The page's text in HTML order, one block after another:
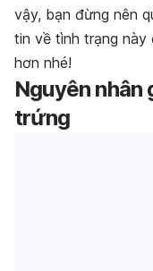
vậy, bạn đừng nên
tin về tình trạng này
hơn nhé!
Nguyên nhân
trứng